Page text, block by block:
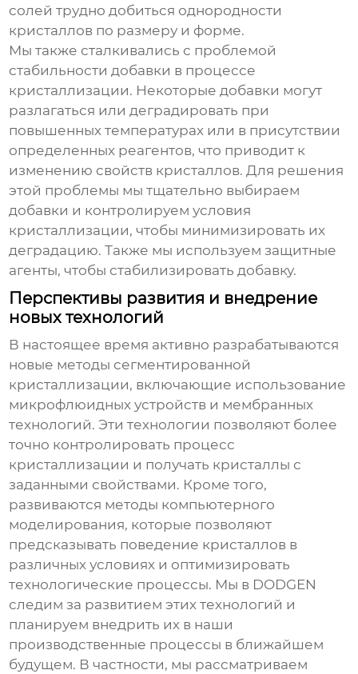
солей трудно добиться однородности
кристаллов по размеру и форме.
Мы также сталкивались с проблемой
стабильности добавки в процессе
кристаллизации. Некоторые добавки могут
разлагаться или деградировать при
повышенных температурах или в присутствии
определенных реагентов, что приводит к
изменению свойств кристаллов. Для решения
этой проблемы мы тщательно выбираем
добавки и контролируем условия
кристаллизации, чтобы минимизировать их
деградацию. Также мы используем защитные
агенты, чтобы стабилизировать добавку.
Перспективы развития и внедрение
новых технологий
В настоящее время активно разрабатываются
новые методы сегментированной
кристаллизации, включающие использование
микрофлюидных устройств и мембранных
технологий. Эти технологии позволяют более
точно контролировать процесс
кристаллизации и получать кристаллы с
заданными свойствами. Кроме того,
развиваются методы компьютерного
моделирования, которые позволяют
предсказывать поведение кристаллов в
различных условиях и оптимизировать
технологические процессы. Мы в DODGEN
следим за развитием этих технологий и
планируем внедрить их в наши
производственные процессы в ближайшем
будущем. В частности, мы рассматриваем